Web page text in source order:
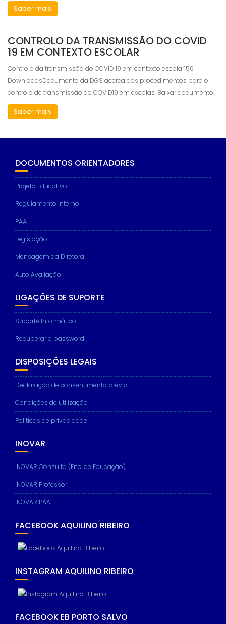
Saber mais
CONTROLO DA TRANSMISSÃO DO COVID
19 EM CONTEXTO ESCOLAR
Controlo da transmissão do COVID 19 em contexto escolar156
DownloadsDocumento da DGS acerca dos procedimentos para o
controlo de transmissão do COVID19 em escolas. Baixar documento.
Saber mais
DOCUMENTOS ORIENTADORES
Projeto Educativo
Regulamento interno
PAA
Legislação
Mensagem da Diretora
Auto Avaliação
LIGAÇÕES DE SUPORTE
Suporte Informático
Recuperar a password
DISPOSIÇÕES LEGAIS
Declaração de consentimento prévio
Condições de utilização
Politicas de privacidade
INOVAR
INOVAR Consulta (Enc. de Educação)
INOVAR Professor
INOVAR PAA
FACEBOOK AQUILINO RIBEIRO
INSTAGRAM AQUILINO RIBEIRO
FACEBOOK EB PORTO SALVO
These
They are
needed for
to function.
In order for
us to
website's
structure,
how the
used.
Experience
In order for
our website
to perform
as well as
visit. If you
refuse these
cookies,
some
functionality
from the
website.
Marketing
your
and
behavior as
you visit our
site, you
increase the
chance of
personalized
offers.